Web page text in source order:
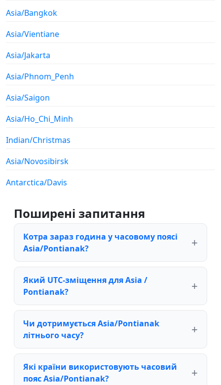
Asia/Bangkok
Asia/Vientiane
Asia/Jakarta
Asia/Phnom_Penh
Asia/Saigon
Asia/Ho_Chi_Minh
Indian/Christmas
Asia/Novosibirsk
Antarctica/Davis
Поширені запитання
Котра зараз година у часовому поясі
Asia/Pontianak?
Який UTC-зміщення для Asia /
Pontianak?
Чи дотримується Asia/Pontianak
літнього часу?
Які країни використовують часовий
пояс Asia/Pontianak?